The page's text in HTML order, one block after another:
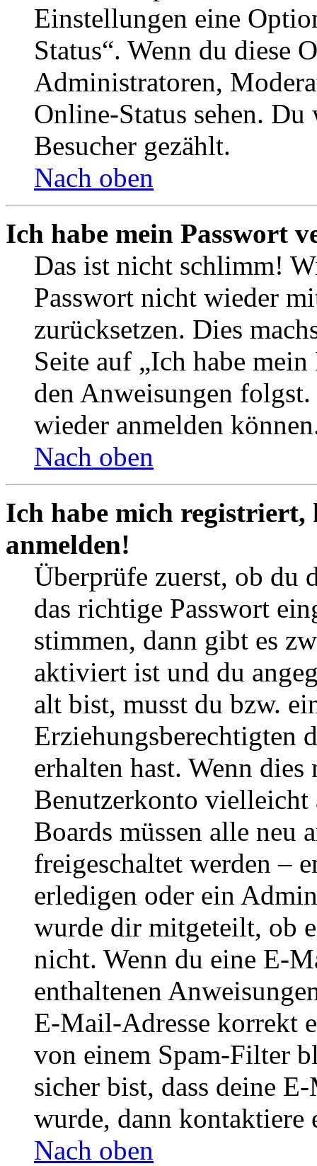
Einstellungen eine
Status“. Wenn du diese
Administratoren,
Online-Status sehen.
Besucher gezählt.
Nach oben
Ich habe mein Passwort
Das ist nicht schlimm!
Passwort nicht wieder
zurücksetzen. Dies
Seite auf „Ich habe
den Anweisungen
wieder anmelden
Nach oben
Ich habe mich
anmelden!
Überprüfe zuerst, ob du
das richtige Passwort
stimmen, dann gibt es
aktiviert ist und du
alt bist, musst du bzw.
Erziehungsberechtigten
erhalten hast. Wenn
Benutzerkonto
Boards müssen alle neu
freigeschaltet werden –
erledigen oder ein
wurde dir mitgeteilt, ob
nicht. Wenn du eine E-
enthaltenen
E-Mail-Adresse korrekt
von einem Spam-Filter
sicher bist, dass deine
wurde, dann kontaktiere
Nach oben